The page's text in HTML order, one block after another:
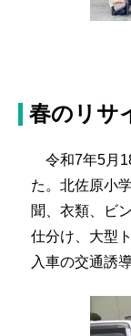
春のリサ
令和7年5月
た。北佐原小
聞、衣類、ビ
仕分け、大型
入車の交通誘